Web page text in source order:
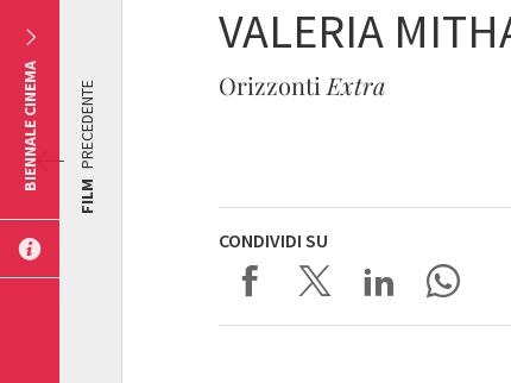
VALERIA
Orizzonti Extra
CONDIVIDI SU
FILM
PRECEDENTE
BIENNALE CINEMA